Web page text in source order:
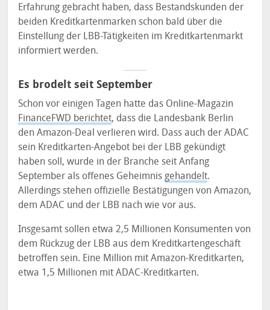
Erfahrung gebracht haben, dass Bestandskunden der
beiden Kreditkartenmarken schon bald über die
Einstellung der LBB-Tätigkeiten im Kreditkartenmarkt
informiert werden.
Es brodelt seit September
Schon vor einigen Tagen hatte das Online-Magazin
FinanceFWD berichtet, dass die Landesbank Berlin
den Amazon-Deal verlieren wird. Dass auch der ADAC
sein Kreditkarten-Angebot bei der LBB gekündigt
haben soll, wurde in der Branche seit Anfang
September als offenes Geheimnis gehandelt.
Allerdings stehen offizielle Bestätigungen von Amazon,
dem ADAC und der LBB nach wie vor aus.
Insgesamt sollen etwa 2,5 Millionen Konsumenten von
dem Rückzug der LBB aus dem Kreditkartengeschäft
betroffen sein. Eine Million mit Amazon-Kreditkarten,
etwa 1,5 Millionen mit ADAC-Kreditkarten.